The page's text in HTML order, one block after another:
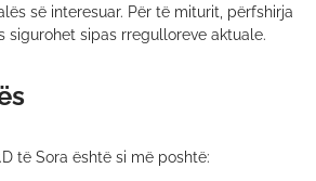
së interesuar. Për të miturit, përfshirja
sigurohet sipas rregulloreve aktuale.
të Sora është si më poshtë: